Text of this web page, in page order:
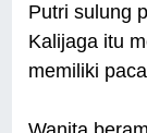
Putri sulung
Kalijaga itu
memiliki